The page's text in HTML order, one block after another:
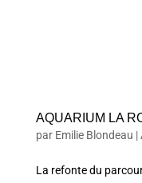
AQUARIUM LA
par Emilie Blondeau |
La refonte du